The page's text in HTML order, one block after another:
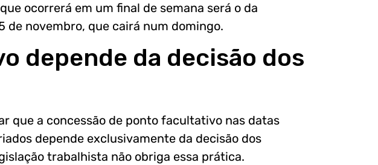
ocorrerá em um final de semana será o da
de novembro, que cairá num domingo.
depende da decisão dos
que a concessão de ponto facultativo nas datas
depende exclusivamente da decisão dos
trabalhista não obriga essa prática.